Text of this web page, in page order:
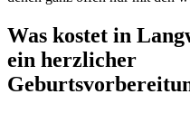
Was kostet in
ein herzlicher